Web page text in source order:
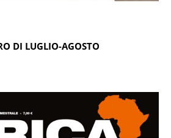
DI LUGLIO-AGOSTO